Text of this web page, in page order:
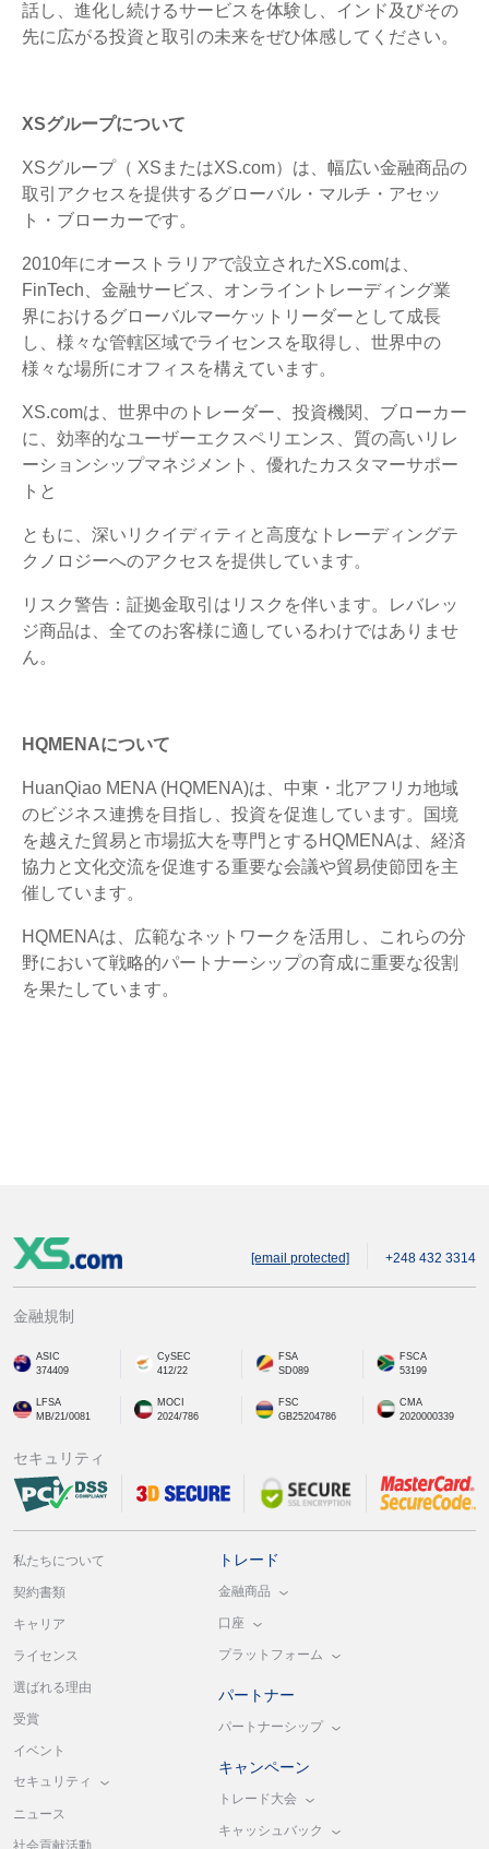
話し、進化し続けるサービスを体験し、インド及びその
先に広がる投資と取引の未来をぜひ体感してください。
XSグループについて
XSグループ（ XSまたはXS.com）は、幅広い金融商品の
取引アクセスを提供するグローバル・マルチ・アセッ
ト・ブローカーです。
2010年にオーストラリアで設立されたXS.comは、
FinTech、金融サービス、オンライントレーディング業
界におけるグローバルマーケットリーダーとして成長
し、様々な管轄区域でライセンスを取得し、世界中の
様々な場所にオフィスを構えています。
XS.comは、世界中のトレーダー、投資機関、ブローカー
に、効率的なユーザーエクスペリエンス、質の高いリレ
ーションシップマネジメント、優れたカスタマーサポー
トと
ともに、深いリクイディティと高度なトレーディングテ
クノロジーへのアクセスを提供しています。
リスク警告：証拠金取引はリスクを伴います。レバレッ
ジ商品は、全てのお客様に適しているわけではありませ
ん。
HQMENAについて
HuanQiao MENA (HQMENA)は、中東・北アフリカ地域
のビジネス連携を目指し、投資を促進しています。国境
を越えた貿易と市場拡大を専門とするHQMENAは、経済
協力と文化交流を促進する重要な会議や貿易使節団を主
催しています。
HQMENAは、広範なネットワークを活用し、これらの分
野において戦略的パートナーシップの育成に重要な役割
を果たしています。
[email protected] +248 432 3314
金融規制
ASIC
374409
CySEC
412/22
FSA
SD089
FSCA
53199
LFSA
MB/21/0081
MOCI
2024/786
FSC
GB25204786
CMA
2020000339
セキュリティ
私たちについて
契約書類
キャリア
ライセンス
選ばれる理由
受賞
イベント
セキュリティ
ニュース
社会貢献活動
トレード
金融商品
口座
プラットフォーム
パートナー
パートナーシップ
キャンペーン
トレード大会
キャッシュバック